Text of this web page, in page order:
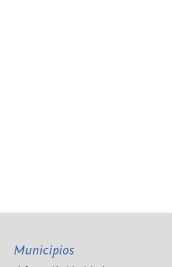
Municipios